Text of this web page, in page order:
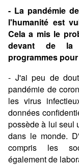
- La pandémie
l'humanité est
Cela a mis le
devant de la
programmes
- J'ai peu de
pandémie de
les virus
données
possède à lui seul
dans le monde.
compris les
également de